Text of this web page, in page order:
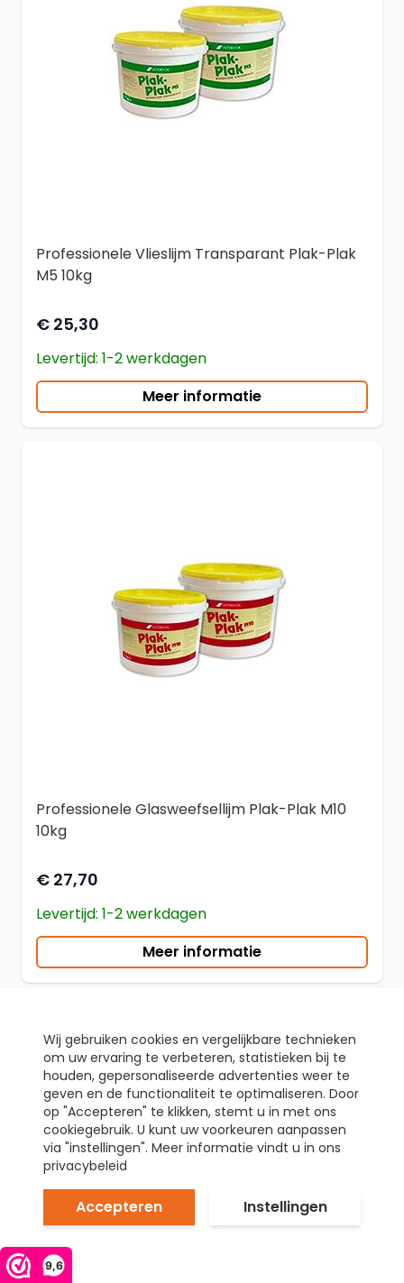
9,6
Wij gebruiken cookies en vergelijkbare technieken
om uw ervaring te verbeteren, statistieken bij te
houden, gepersonaliseerde advertenties weer te
geven en de functionaliteit te optimaliseren. Door
op "Accepteren" te klikken, stemt u in met ons
cookiegebruik. U kunt uw voorkeuren aanpassen
via "instellingen". Meer informatie vindt u in ons
privacybeleid
Accepteren Instellingen
Professionele Vlieslijm Transparant Plak-Plak
M5 10kg
€ 25,30
Levertijd: 1-2 werkdagen
Meer informatie
Professionele Glasweefsellijm Plak-Plak M10
10kg
€ 27,70
Levertijd: 1-2 werkdagen
Meer informatie